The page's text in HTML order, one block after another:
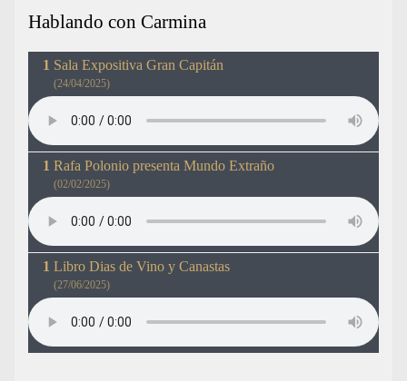
Hablando con Carmina
Sala Expositiva Gran Capitán
(24/04/2025)
Rafa Polonio presenta Mundo Extraño
(02/02/2025)
Libro Dias de Vino y Canastas
(27/06/2025)